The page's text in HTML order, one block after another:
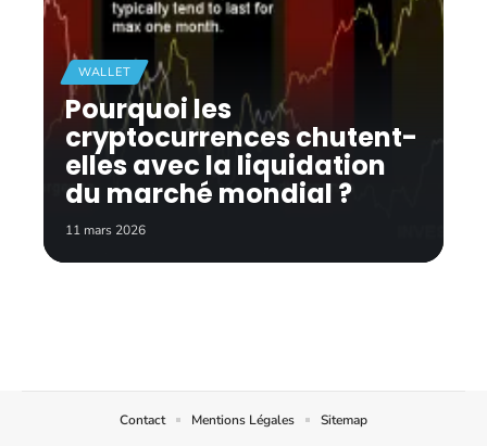
WALLET
Pourquoi les
cryptocurrences chutent-
elles avec la liquidation
du marché mondial ?
11 mars 2026
Contact Mentions Légales Sitemap